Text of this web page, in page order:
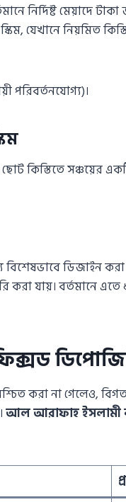
নির্দিষ্ট মেয়াদে
যেখানে নিয়মিত
পরিবর্তনযোগ্য)।
কিস্তিতে সঞ্চয়ের
ডিজাইন করা
যায়। বর্তমানে এতে
করা না গেলেও,
আল আরাফাহ ইসলামী